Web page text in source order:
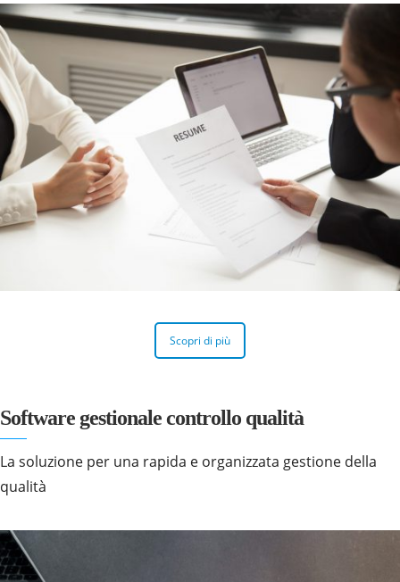
Scopri di più
Software gestionale controllo qualità
La soluzione per una rapida e organizzata gestione della
qualità